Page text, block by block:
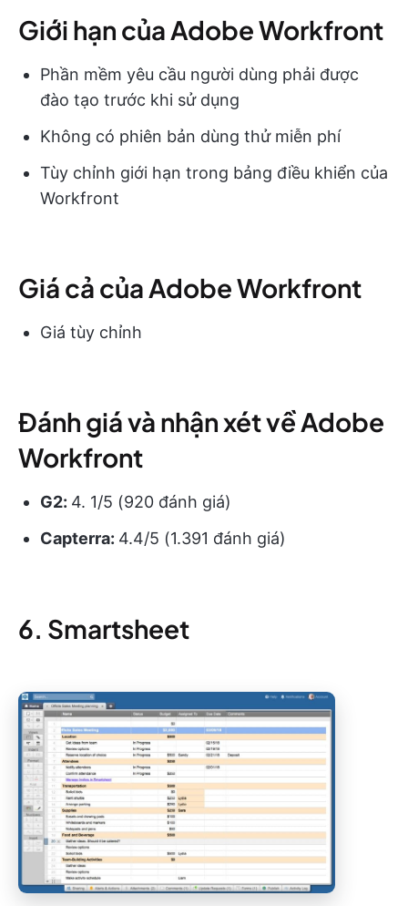
Giới hạn của Adobe Workfront
Phần mềm yêu cầu người dùng phải được
đào tạo trước khi sử dụng
Không có phiên bản dùng thử miễn phí
Tùy chỉnh giới hạn trong bảng điều khiển của
Workfront
Giá cả của Adobe Workfront
Giá tùy chỉnh
Đánh giá và nhận xét về Adobe
Workfront
G2: 4. 1/5 (920 đánh giá)
Capterra: 4.4/5 (1.391 đánh giá)
6. Smartsheet